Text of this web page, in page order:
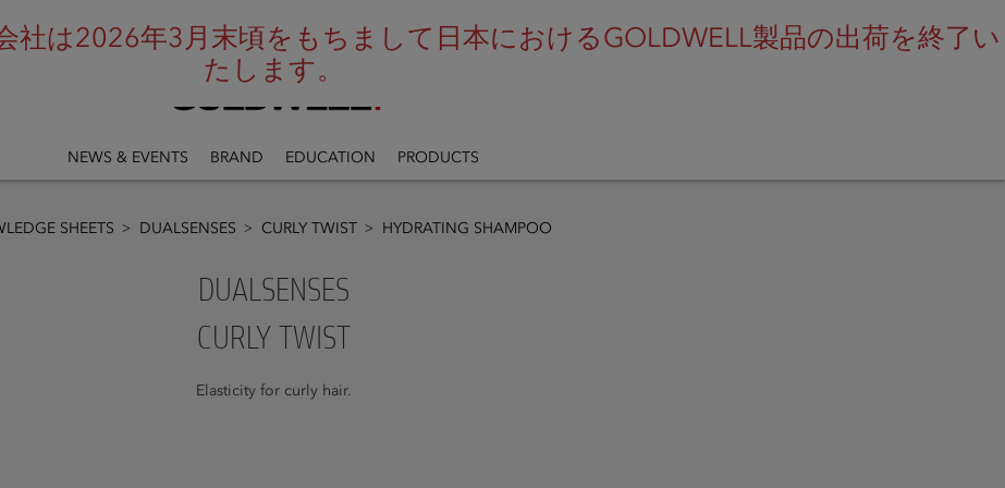
NEWS & EVENTS BRAND EDUCATION PRODUCTS
社は2026年3月末頃をもちまして日本におけるGOLDWELL製品の出荷を終了い
たします。
SHEETS DUALSENSES CURLY TWIST HYDRATING SHAMPOO
DUALSENSES
CURLY TWIST
Elasticity for curly hair.